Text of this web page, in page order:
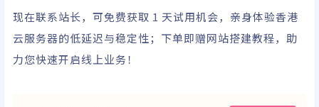
现在联系站长，可免费获取 1 天试用机会，亲身体验香港
云服务器的低延迟与稳定性；下单即赠网站搭建教程，助
力您快速开启线上业务！